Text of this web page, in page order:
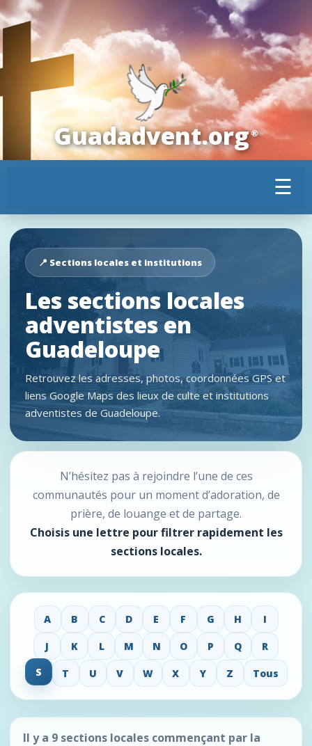
Guadadvent.org®
☰
📍 Sections locales et institutions
Les sections locales
adventistes en
Guadeloupe
Retrouvez les adresses, photos, coordonnées GPS et
liens Google Maps des lieux de culte et institutions
adventistes de Guadeloupe.
N’hésitez pas à rejoindre l’une de ces
communautés pour un moment d’adoration, de
prière, de louange et de partage.
Choisis une lettre pour filtrer rapidement les
sections locales.
A B C D E F G H I
J K L M N O P Q
R
S
T U V W X Y Z Tous
Il y a 9 sections locales commençant par la